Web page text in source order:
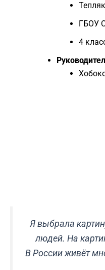
ГБОУ
4
Я выбрала
людей. На
В России живёт